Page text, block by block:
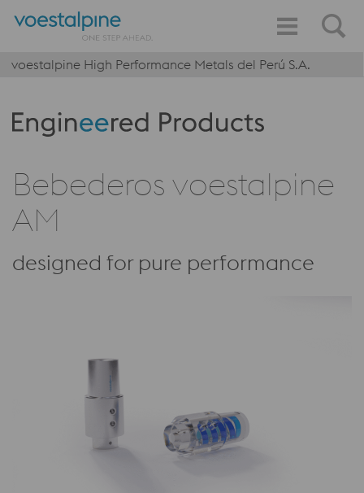
voestalpine High Performance Metals del Perú S.A.
Produktkategorie: Engineered Products
Bebederos voestalpine
AM
designed for pure performance